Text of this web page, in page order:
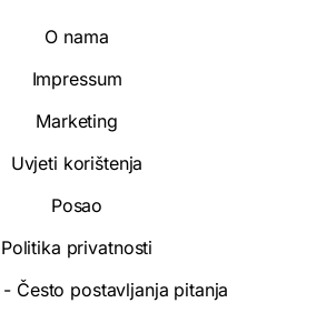
O nama
Impressum
Marketing
Uvjeti korištenja
Posao
Politika privatnosti
- Često postavljanja pitanja